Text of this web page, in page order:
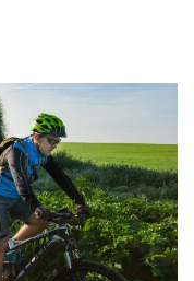
יפהפה עם שפע של
אפשרות ניוד האופניים
לטיול אופניים מודרך:
חגים, ותקופת פריחת
והמלצות היכן לרכב
המרכז נמצא סמוך ליציאה
רכיבה: רמה קלה שמתאימה
אקסטרים – סינגל ניר
אל יער